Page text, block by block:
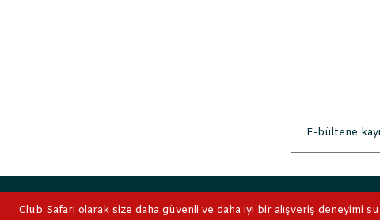
Club Safari olarak size daha güvenli ve daha iyi bir alışveriş deneyimi